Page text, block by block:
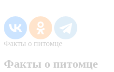
Факты о питомце
Факты о питомце